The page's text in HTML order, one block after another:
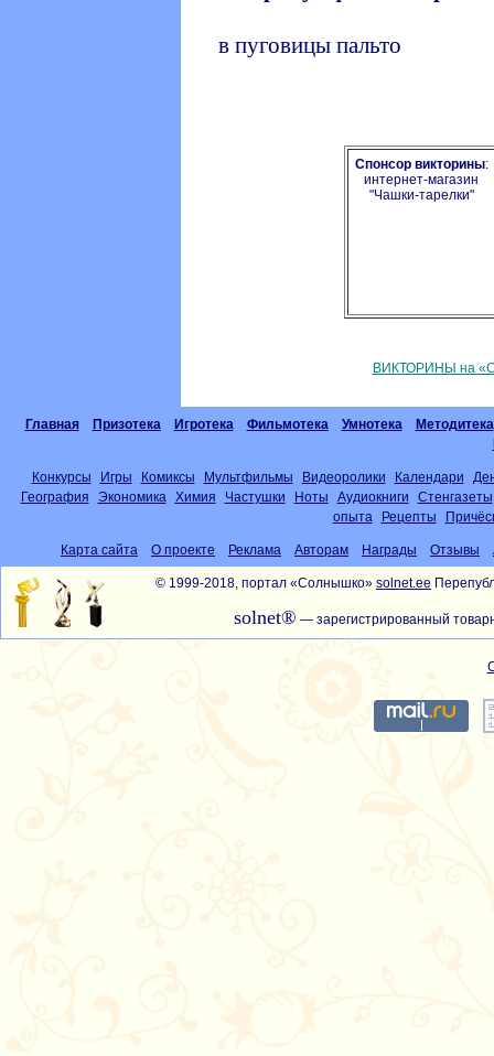
в пуговицы пальто
Спонсор викторины:
интернет-магазин
"Чашки-тарелки"
ВИКТОРИНЫ на
Главная Призотека Игротека Фильмотека Умнотека
Методитека
Конкурсы Игры Комиксы Мультфильмы Видеоролики Календари
География
Экономика Химия Частушки Ноты Аудиокниги
Стенгазеты
опыта
Рецепты
Карта сайта О проекте Реклама Авторам Награды Отзывы
© 1999-2018, портал «Солнышко» solnet.ee
solnet® — зарегистрированный